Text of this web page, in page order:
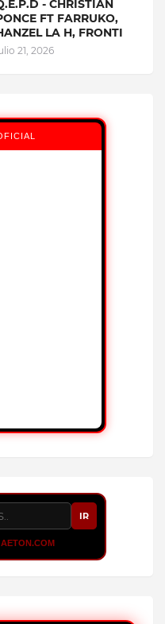
- CHRISTIAN
FT FARRUKO,
LA H, FRONTI
21, 2026
IR